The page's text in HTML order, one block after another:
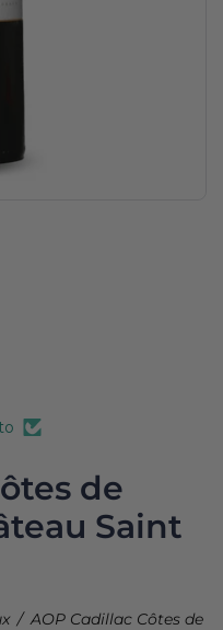
de
Saint
AOP Cadillac Côtes de